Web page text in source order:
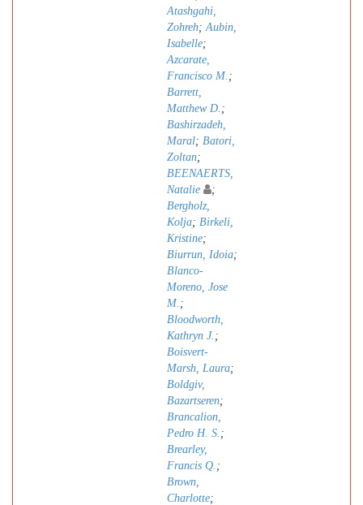
Atashgahi,
Zohreh;Aubin,
Isabelle;
Azcarate,
Francisco M. ;
Barrett,
Matthew D. ;
Bashirzadeh,
Maral; Batori,
Zoltan;
BEENAERTS,
Natalie
;
Bergholz,
Kolja; Birkeli,
Kristine;
Biurrun, Idoia;
Blanco-
Moreno, Jose
M. ;
Bloodworth,
Kathryn J. ;
Boisvert-
Marsh, Laura;
Boldgiv,
Bazartseren;
Brancalion,
Pedro H. S. ;
Brearley,
Francis Q. ;
Brown,
Charlotte;